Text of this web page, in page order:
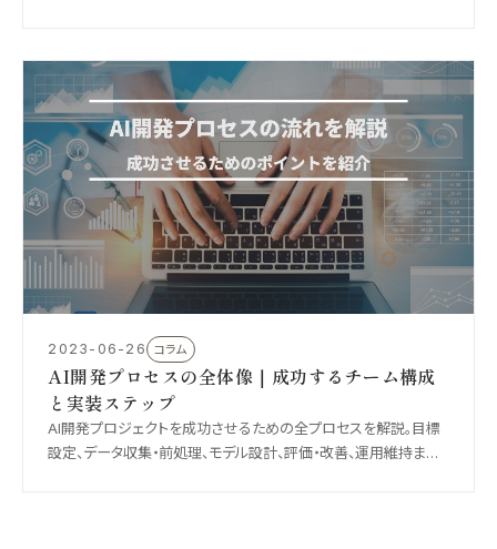
2023-06-26 コラム
AI開発プロセスの全体像｜成功するチーム構成
と実装ステップ
AI開発プロジェクトを成功させるための全プロセスを解説。目標
設定、データ収集・前処理、モデル設計、評価・改善、運用維持まで。